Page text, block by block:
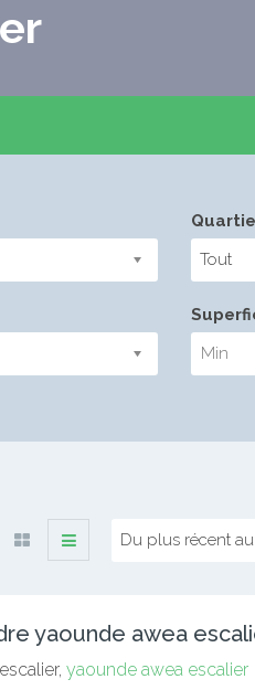
Tout
Du plus récent
yaounde awea
yaounde awea escalier